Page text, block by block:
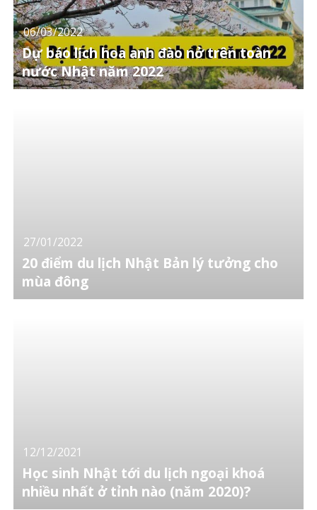
06/03/2022
Dự báo lịch hoa anh đào nở trên toàn
nước Nhật năm 2022
27/01/2022
20 điểm du lịch Nhật Bản lý tưởng cho
mùa đông
12/12/2021
Học sinh Nhật tới du lịch ngoại khoá
nhiều nhất ở tỉnh nào (năm 2020)?